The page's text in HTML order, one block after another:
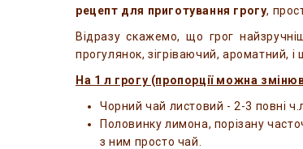
рецепт для приготування грогу,
Відразу скажемо, що грог
прогулянок, зігріваючий, ароматний,
На 1 л грогу (пропорції можна
Чорний чай листовий - 2-3 повні
Половинку лимона, порізану
з ним просто чай.